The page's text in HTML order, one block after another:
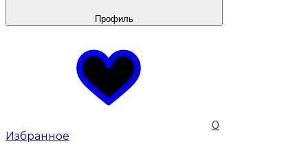
Профиль
0
Избранное